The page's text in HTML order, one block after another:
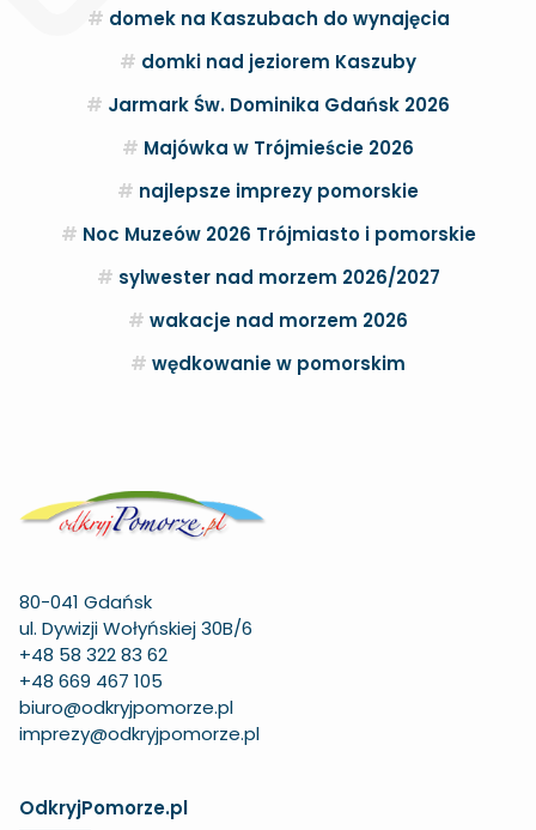
domek na Kaszubach do wynajęcia
domki nad jeziorem Kaszuby
Jarmark Św. Dominika Gdańsk 2026
Majówka w Trójmieście 2026
najlepsze imprezy pomorskie
Noc Muzeów 2026 Trójmiasto i pomorskie
sylwester nad morzem 2026/2027
wakacje nad morzem 2026
wędkowanie w pomorskim
80-041 Gdańsk
ul. Dywizji Wołyńskiej 30B/6
+48 58 322 83 62
+48 669 467 105
biuro@odkryjpomorze.pl
imprezy@odkryjpomorze.pl
OdkryjPomorze.pl